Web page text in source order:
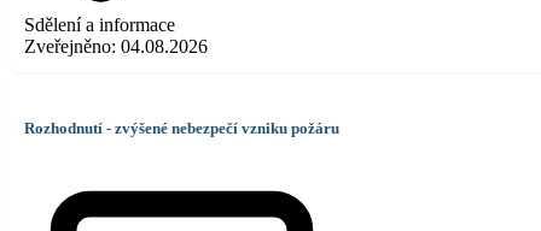
Sdělení a informace
Zveřejněno: 04.08.2026
Rozhodnutí - zvýšené nebezpečí vzniku požáru